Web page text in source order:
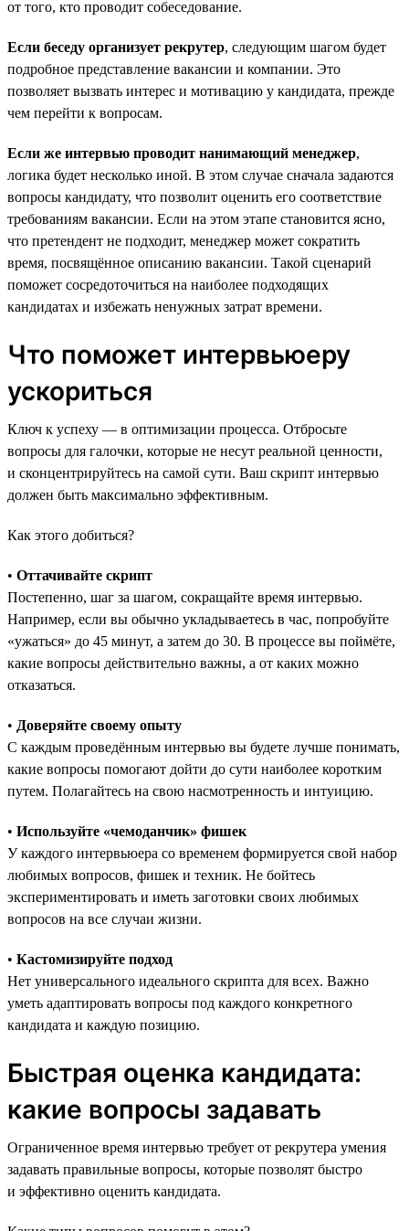
от того, кто проводит собеседование.
Если беседу организует рекрутер, следующим шагом будет
подробное представление вакансии и компании. Это
позволяет вызвать интерес и мотивацию у кандидата, прежде
чем перейти к вопросам.
Если же интервью проводит нанимающий менеджер,
логика будет несколько иной. В этом случае сначала задаются
вопросы кандидату, что позволит оценить его соответствие
требованиям вакансии. Если на этом этапе становится ясно,
что претендент не подходит, менеджер может сократить
время, посвящённое описанию вакансии. Такой сценарий
поможет сосредоточиться на наиболее подходящих
кандидатах и избежать ненужных затрат времени.
Что поможет интервьюеру
ускориться
Ключ к успеху — в оптимизации процесса. Отбросьте
вопросы для галочки, которые не несут реальной ценности,
и сконцентрируйтесь на самой сути. Ваш скрипт интервью
должен быть максимально эффективным.
Как этого добиться?
• Оттачивайте скрипт
Постепенно, шаг за шагом, сокращайте время интервью.
Например, если вы обычно укладываетесь в час, попробуйте
«ужаться» до 45 минут, а затем до 30. В процессе вы поймёте,
какие вопросы действительно важны, а от каких можно
отказаться.
• Доверяйте своему опыту
С каждым проведённым интервью вы будете лучше понимать,
какие вопросы помогают дойти до сути наиболее коротким
путем. Полагайтесь на свою насмотренность и интуицию.
• Используйте «чемоданчик» фишек
У каждого интервьюера со временем формируется свой набор
любимых вопросов, фишек и техник. Не бойтесь
экспериментировать и иметь заготовки своих любимых
вопросов на все случаи жизни.
• Кастомизируйте подход
Нет универсального идеального скрипта для всех. Важно
уметь адаптировать вопросы под каждого конкретного
кандидата и каждую позицию.
Быстрая оценка кандидата:
какие вопросы задавать
Ограниченное время интервью требует от рекрутера умения
задавать правильные вопросы, которые позволят быстро
и эффективно оценить кандидата.